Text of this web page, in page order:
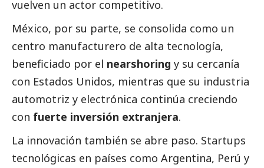
vuelven un actor competitivo.
México, por su parte, se consolida como un
centro manufacturero de alta tecnología,
beneficiado por el nearshoring y su cercanía
con Estados Unidos, mientras que su industria
automotriz y electrónica continúa creciendo
con fuerte inversión extranjera.
La innovación también se abre paso. Startups
tecnológicas en países como Argentina, Perú y